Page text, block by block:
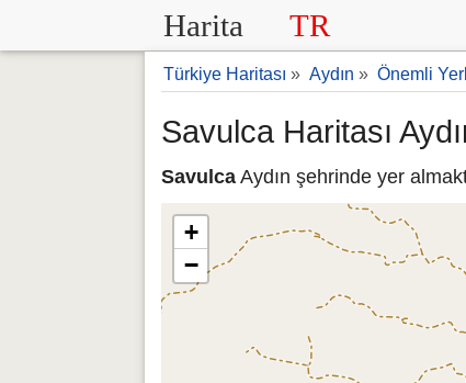
Harita TR
Türkiye Haritası » Aydın » Önemli
Savulca Haritası
Savulca Aydın şehrinde yer
+
−